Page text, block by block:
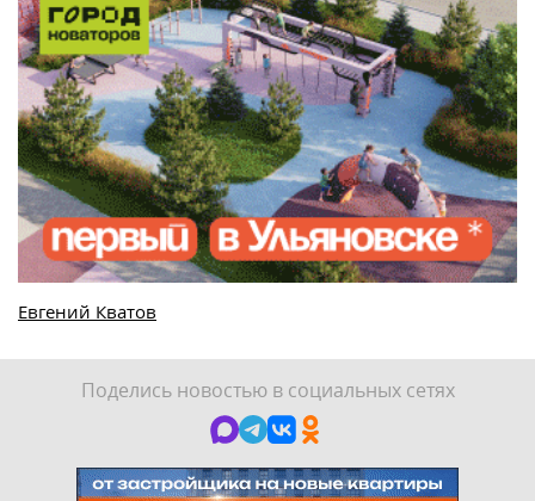
Евгений Кватов
Поделись новостью в социальных сетях